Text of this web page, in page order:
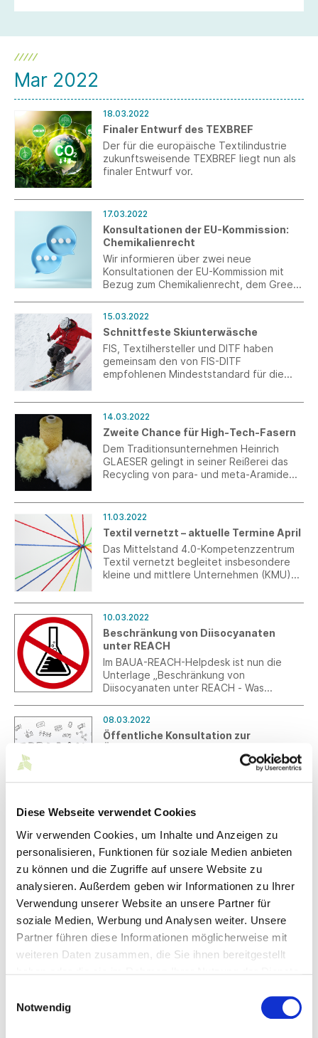
Diese Webseite verwendet Cookies
Wir verwenden Cookies, um Inhalte und Anzeigen zu
personalisieren, Funktionen für soziale Medien anbieten
zu können und die Zugriffe auf unsere Website zu
analysieren. Außerdem geben wir Informationen zu Ihrer
Verwendung unserer Website an unsere Partner für
soziale Medien, Werbung und Analysen weiter. Unsere
Partner führen diese Informationen möglicherweise mit
weiteren Daten zusammen, die Sie ihnen bereitgestellt
Notwendig
Mar 2022
18.03.2022
Finaler Entwurf des TEXBREF
Der für die europäische Textilindustrie
zukunftsweisende TEXBREF liegt nun als
finaler Entwurf vor.
17.03.2022
Konsultationen der EU-Kommission:
Chemikalienrecht
Wir informieren über zwei neue
Konsultationen der EU-Kommission mit
Bezug zum Chemikalienrecht, dem Green
15.03.2022
Schnittfeste Skiunterwäsche
FIS, Textilhersteller und DITF haben
gemeinsam den von FIS-DITF
empfohlenen Mindeststandard für die
Skischutzunterwäsche entwickelt.
14.03.2022
Zweite Chance für High-Tech-Fasern
Dem Traditionsunternehmen Heinrich
GLAESER gelingt in seiner Reißerei das
Recycling von para- und meta-Aramide
11.03.2022
Textil vernetzt – aktuelle Termine April
Das Mittelstand 4.0-Kompetenzzentrum
Textil vernetzt begleitet insbesondere
kleine und mittlere Unternehmen (KMU)
Textilmaschinenbaus und der
angrenzenden wie übergreifenden
Branchen in Deutschland bei den
aufkommenden Veränderungen im
Bereich der Digitalisierung.
10.03.2022
Beschränkung von Diisocyanaten
unter REACH
Im BAUA-REACH-Helpdesk ist nun die
Unterlage „Beschränkung von
Diisocyanaten unter REACH - Was
veröffentlicht worden.
08.03.2022
Öffentliche Konsultation zur
Derzeit findet die öffentliche
Beteiligung läuft am 15. April 2022 ab.
EU-Kommission: Mitteilung über
menschenwürdige Arbeit weltweit
Am 23. Februar 2022 hat die EU-
Kommission eine Mitteilung zur Förderung
menschenwürdiger Arbeit weltweit
veröffentlicht.
02.03.2022
Aktuelle Themen im Bereich
Kreislaufwirtschaft – März 2022
Kreislaufwirtschaft im März zusammen.